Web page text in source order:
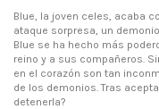
Blue, la joven celes, acaba
ataque sorpresa, un
Blue se ha hecho más
reino y a sus compañeros.
en el corazón son tan
de los demonios. Tras
detenerla?